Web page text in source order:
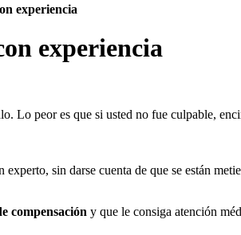
experiencia
experiencia
Lo peor es que si usted no fue culpable,
sin darse cuenta de que se están
compensación y que le consiga atención